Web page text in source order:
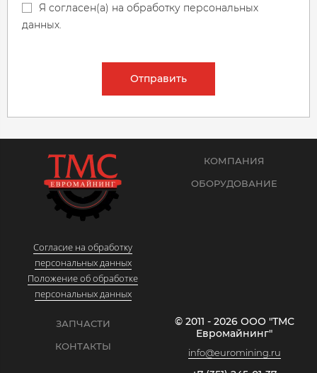
Я согласен(а) на обработку персональных
данных.
Отправить
Согласие на обработку
персональных данных
Положение об обработке
персональных данных
КОМПАНИЯ
ОБОРУДОВАНИЕ
ЗАПЧАСТИ
КОНТАКТЫ
© 2011 - 2026 ООО "ТМС
Евромайнинг"
info@euromining.ru